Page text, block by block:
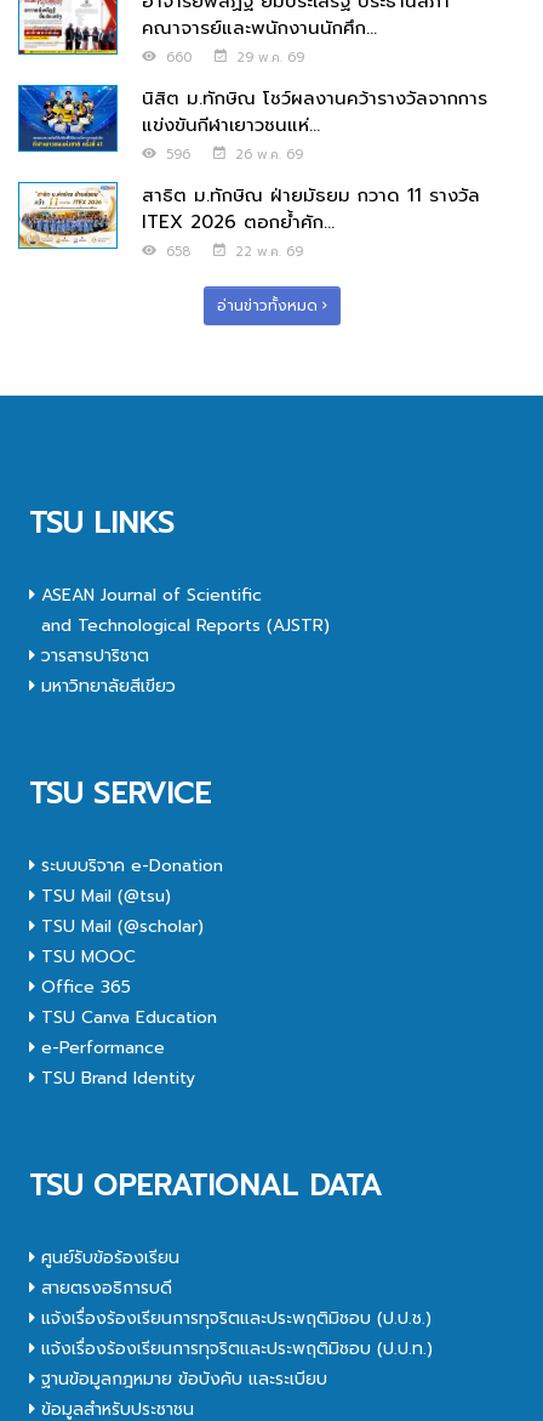
คณาจารย์และพนักงานนักศึก...
660 29 พ.ค. 69
นิสิต ม.ทักษิณ โชว์ผลงานคว้ารางวัลจากการ
แข่งขันกีฬาเยาวชนแห่...
596 26 พ.ค. 69
สาธิต ม.ทักษิณ ฝ่ายมัธยม กวาด 11 รางวัล
ITEX 2026 ตอกย้ำศัก...
658 22 พ.ค. 69
อ่านข่าวทั้งหมด
TSU LINKS
ASEAN Journal of Scientific
and Technological Reports (AJSTR)
วารสารปาริชาต
มหาวิทยาลัยสีเขียว
TSU SERVICE
ระบบบริจาค e-Donation
TSU Mail (@tsu)
TSU Mail (@scholar)
TSU MOOC
Office 365
TSU Canva Education
e-Performance
TSU Brand Identity
TSU OPERATIONAL DATA
ศูนย์รับข้อร้องเรียน
สายตรงอธิการบดี
แจ้งเรื่องร้องเรียนการทุจริตและประพฤติมิชอบ (ป.ป.ช.)
แจ้งเรื่องร้องเรียนการทุจริตและประพฤติมิชอบ (ป.ป.ท.)
ฐานข้อมูลกฎหมาย ข้อบังคับ และระเบียบ
ข้อมูลสำหรับประชาชน